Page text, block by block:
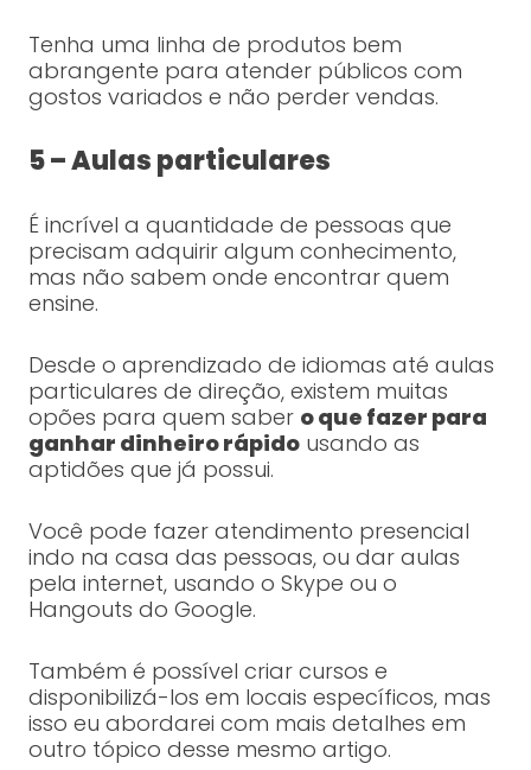
Tenha uma linha de produtos bem
abrangente para atender públicos com
gostos variados e não perder vendas.
5 – Aulas particulares
É incrível a quantidade de pessoas que
precisam adquirir algum conhecimento,
mas não sabem onde encontrar quem
ensine.
Desde o aprendizado de idiomas até aulas
particulares de direção, existem muitas
opões para quem saber o que fazer para
ganhar dinheiro rápidousando as
aptidões que já possui.
Você pode fazer atendimento presencial
indo na casa das pessoas, ou dar aulas
pela internet, usando o Skype ou o
Hangouts do Google.
Também é possível criar cursos e
disponibilizá-los em locais específicos, mas
isso eu abordarei com mais detalhes em
outro tópico desse mesmo artigo.